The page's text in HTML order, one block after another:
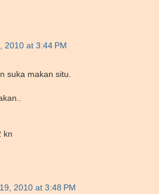
2010 at 3:44 PM
suka makan situ.
kn
2010 at 3:48 PM